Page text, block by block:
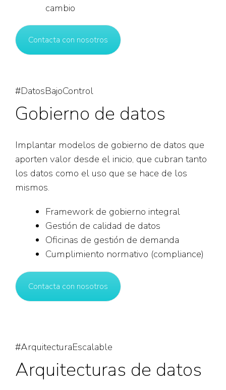
cambio
Contacta con nosotros
#DatosBajoControl
Gobierno de datos
Implantar modelos de gobierno de datos que
aporten valor desde el inicio, que cubran tanto
los datos como el uso que se hace de los
mismos.
Framework de gobierno integral
Gestión de calidad de datos
Oficinas de gestión de demanda
Cumplimiento normativo (compliance)
Contacta con nosotros
#ArquitecturaEscalable
Arquitecturas de datos